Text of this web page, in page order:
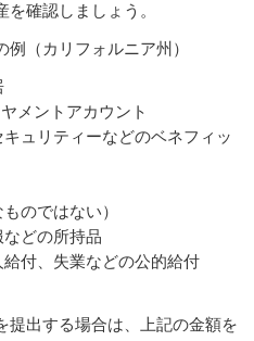
確認しましょう。
（カリフォルニア州）
メントアカウント
ュリティーなどのベネフィッ
のではない）
どの所持品
付、失業などの公的給付
提出する場合は、上記の金額を